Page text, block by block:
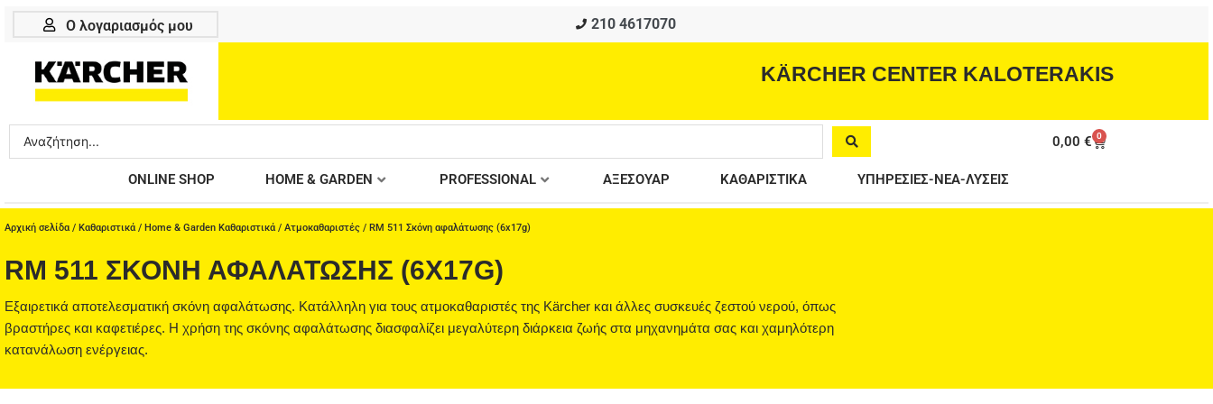
Μετάβαση
Ο λογαριασμός μου 210 4617070
KÄRCHER CENTER KALOTERAKIS
Search
...
0,00€ 0
Cart
ONLINE SHOP HOME & GARDEN PROFESSIONAL ΑΞΕΣΟΥΑΡ ΚΑΘΑΡΙΣΤΙΚΑ ΥΠΗΡΕΣΙΕΣ-ΝΕΑ-ΛΥΣΕΙΣ
Αρχική σελίδα / Καθαριστικά / Home & Garden Καθαριστικά / Ατμοκαθαριστές / RM 511 Σκόνη αφαλάτωσης (6x17g)
RM 511 ΣΚΌΝΗ ΑΦΑΛΆΤΩΣΗΣ (6X17G)
Εξαιρετικά αποτελεσματική σκόνη αφαλάτωσης. Κατάλληλη για τους ατμοκαθαριστές της Kärcher και άλλες συσκευές ζεστού νερού, όπως
βραστήρες και καφετιέρες. Η χρήση της σκόνης αφαλάτωσης διασφαλίζει μεγαλύτερη διάρκεια ζωής στα μηχανημάτα σας και χαμηλότερη
κατανάλωση ενέργειας.